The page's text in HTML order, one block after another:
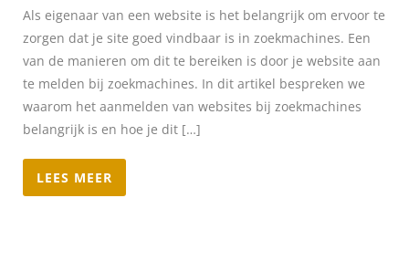
Als eigenaar van een website is het belangrijk om ervoor te
zorgen dat je site goed vindbaar is in zoekmachines. Een
van de manieren om dit te bereiken is door je website aan
te melden bij zoekmachines. In dit artikel bespreken we
waarom het aanmelden van websites bij zoekmachines
belangrijk is en hoe je dit […]
LEES MEER